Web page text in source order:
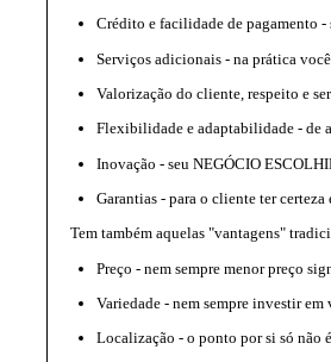
Crédito e facilidade de pagamento -
Serviços adicionais - na prática
Valorização do cliente, respeito e
Flexibilidade e adaptabilidade - de
Inovação - seu NEGÓCIO
Garantias - para o cliente ter
Tem também aquelas "vantagens"
Preço - nem sempre menor preço
Variedade - nem sempre investir
Localização - o ponto por si só não